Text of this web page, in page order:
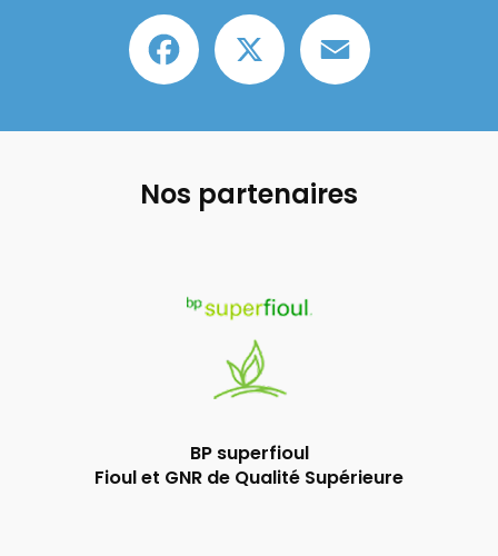
Facebook
Nos partenaires
BP superfioul
Fioul et GNR de Qualité Supérieure